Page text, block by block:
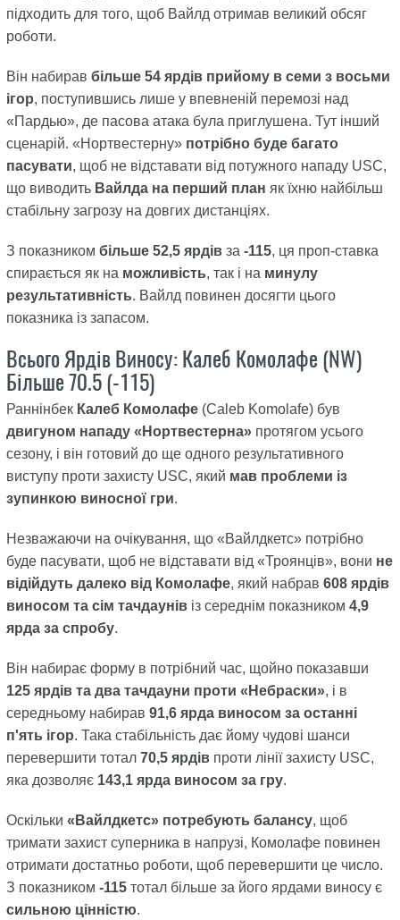
підходить для того, щоб Вайлд отримав великий обсяг
роботи.
Він набирав більше 54 ярдів прийому в семи з восьми
ігор, поступившись лише у впевненій перемозі над
«Пардью», де пасова атака була приглушена. Тут інший
сценарій. «Нортвестерну» потрібно буде багато
пасувати, щоб не відставати від потужного нападу USC,
що виводить Вайлда на перший план як їхню найбільш
стабільну загрозу на довгих дистанціях.
З показником більше 52,5 ярдівза -115, ця проп-ставка
спирається як на можливість, так і на минулу
результативність. Вайлд повинен досягти цього
показника із запасом.
Всього Ярдів Виносу: Калеб Комолафе (NW)
Більше 70.5 (-115)
Раннінбек Калеб Комолафе(Caleb Komolafe) був
двигуном нападу «Нортвестерна»протягом усього
сезону, і він готовий до ще одного результативного
виступу проти захисту USC, який мав проблеми із
зупинкою виносної гри.
Незважаючи на очікування, що «Вайлдкетс» потрібно
буде пасувати, щоб не відставати від «Троянців», вони не
відійдуть далеко від Комолафе, який набрав 608 ярдів
виносом та сім тачдаунівіз середнім показником 4,9
ярда за спробу.
Він набирає форму в потрібний час, щойно показавши
125 ярдів та два тачдауни проти «Небраски», і в
середньому набирав 91,6 ярда виносом за останні
п'ять ігор. Така стабільність дає йому чудові шанси
перевершити тотал 70,5 ярдівпроти лінії захисту USC,
яка дозволяє 143,1 ярда виносом за гру.
Оскільки «Вайлдкетс» потребують балансу, щоб
тримати захист суперника в напрузі, Комолафе повинен
отримати достатньо роботи, щоб перевершити це число.
З показником -115тотал більше за його ярдами виносу є
сильною цінністю.